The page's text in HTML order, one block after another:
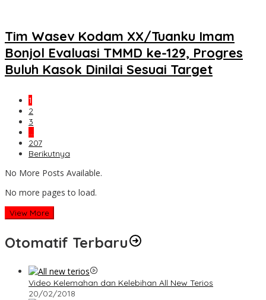
Tim Wasev Kodam XX/Tuanku Imam
Bonjol Evaluasi TMMD ke-129, Progres
Buluh Kasok Dinilai Sesuai Target
1
2
3
…
207
Berikutnya
No More Posts Available.
No more pages to load.
View More
Otomatif Terbaru
Video Kelemahan dan Kelebihan All New Terios
20/02/2018